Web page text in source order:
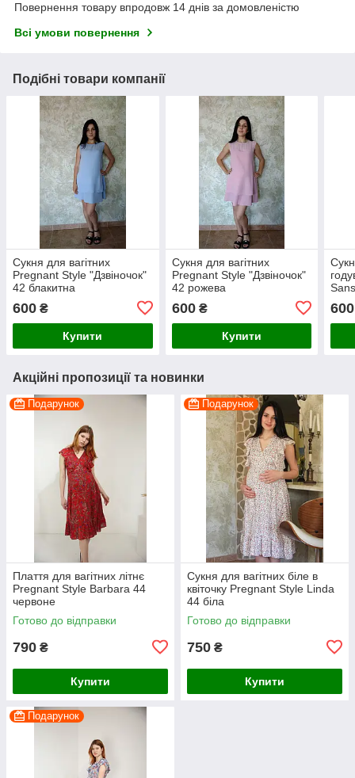
Повернення товару впродовж 14 днів за домовленістю
Всі умови повернення
Подібні товари компанії
Сукня для вагітних
Pregnant Style "Дзвіночок"
42 блакитна
600 ₴
Купити
Сукня для вагітних
Pregnant Style "Дзвіночок"
42 рожева
600₴
Купити
600
Акційні пропозиції та новинки
Подарунок
Плаття для вагітних літнє
Pregnant Style Barbara 44
червоне
Готово до відправки
790 ₴
Купити
Подарунок
Сукня для вагітних біле в
квіточку Pregnant Style Linda
44 біла
Готово до відправки
750 ₴
Купити
Подарунок